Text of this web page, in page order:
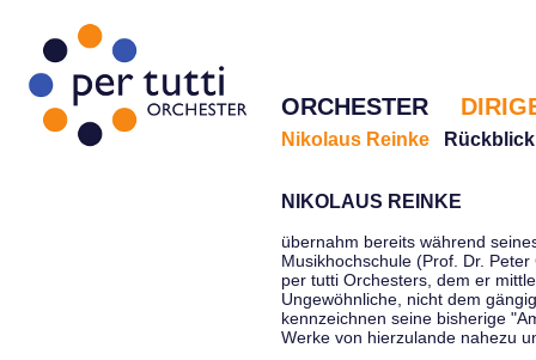
ORCHESTER
Nikolaus Reinke Rückblick
NIKOLAUS REINKE
übernahm bereits während
Musikhochschule (Prof. Dr.
per tutti Orchesters, dem er
Ungewöhnliche, nicht dem
kennzeichnen seine bisherige
Werke von hierzulande nahezu